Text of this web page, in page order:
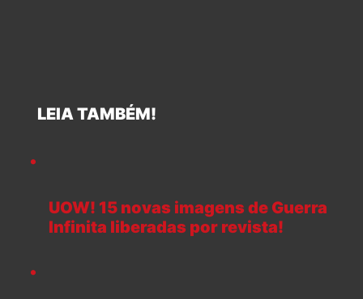
LEIA TAMBÉM!
UOW! 15 novas imagens de Guerra
Infinita liberadas por revista!